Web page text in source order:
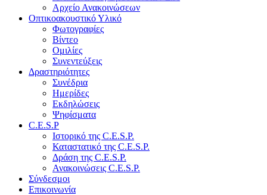
Αρχείο Ανακοινώσεων
Οπτικοακουστικό Υλικό
Φωτογραφίες
Βίντεο
Ομιλίες
Συνεντεύξεις
Δραστηριότητες
Συνέδρια
Ημερίδες
Εκδηλώσεις
Ψηφίσματα
C.E.S.P
Ιστορικό της C.E.S.P.
Καταστατικό της C.E.S.P.
Δράση της C.E.S.P.
Ανακοινώσεις C.E.S.P.
Σύνδεσμοι
Επικοινωνία